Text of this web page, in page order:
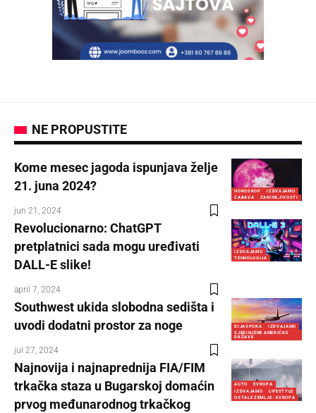
NE PROPUSTITE
HOROSKOP
IZDVAJAMO
ZABAVA
ZANIMLJIVOSTI
Kome mesec jagoda ispunjava želje
21. juna 2024?
jun 21, 2024
IZDVAJAMO
TEHNOLOGIJA
Revolucionarno: ChatGPT
pretplatnici sada mogu uređivati
DALL-E slike!
april 7, 2024
DIJASPORA
IZDVAJAMO
SJEDINJENE AMERIČKE
DRŽAVE
Southwest ukida slobodna sedišta i
uvodi dodatni prostor za noge
jul 27, 2024
AUTO
EVROPA
IZDVAJAMO
LIFESTYLE
OSTALE ZEMLJE - EVROPA
Najnovija i najnaprednija FIA/FIM
trkačka staza u Bugarskoj domaćin
prvog međunarodnog trkačkog